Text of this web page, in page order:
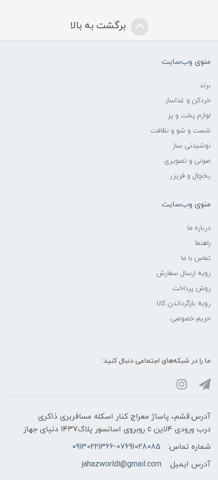
برگشت به بالا
منوی وب‌سایت
برند
خردکن و غذاساز
لوازم پخت و پز
شست و شو و نظافت
نوشیدنی ساز
صوتی و تصویری
یخچال و فریزر
منوی وب‌سایت
درباره ما
راهنما
تماس با ما
رویه ارسال سفارش
روش پرداخت
رویه‌ بازگرداندن کالا
حریم خصوصی
ما را در شبکه‌های اجتماعی دنبال کنید:
آدرس:قشم، پاساژ معراج کنار اسکله مسافربری ذاکری
درب ورودی ۴لاین c روبروی اسانسور پلاک۱۴۳7 دنیای جهاز
شماره تماس:
09130221366-07691028085
آدرس ایمیل:
jahazworld1@gmail.com